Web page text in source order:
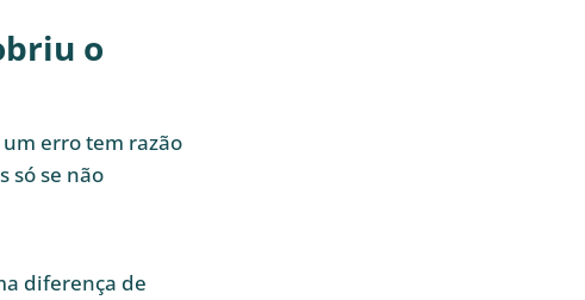
o
erro tem razão
só se não
diferença de